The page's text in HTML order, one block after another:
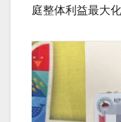
庭整体利益最大化